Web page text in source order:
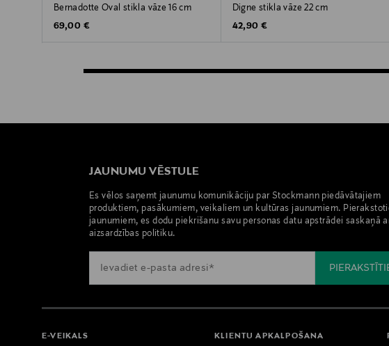
Bernadotte Oval stikla vāze 16 cm
Original Price
69,00 €
Digne stikla vāze 22 cm
Original Price
42,90 €
JAUNUMU VĒSTULE
Es vēlos saņemt jaunumu komunikāciju par Stockmann piedāvātajiem
produktiem, pasākumiem, veikaliem un kultūras jaunumiem.
jaunumiem, es dodu piekrišanu savu personas datu apstrādei saskaņā
aizsardzības politiku.
E-VEIKALS KLIENTU APKALPOŠANA